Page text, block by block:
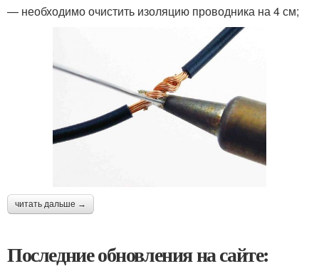
— необходимо очистить изоляцию проводника на 4 см;
читать дальше →
Последние обновления на сайте: